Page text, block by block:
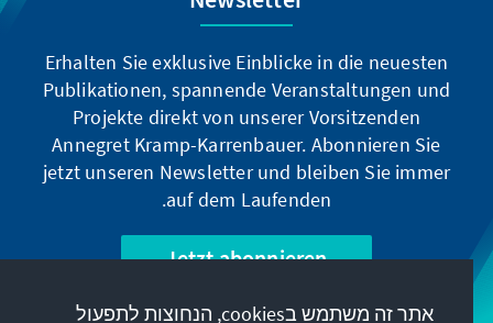
Erhalten Sie exklusive Einblicke in die neuesten
Publikationen, spannende Veranstaltungen und
Projekte direkt von unserer Vorsitzenden
Annegret Kramp-Karrenbauer. Abonnieren Sie
jetzt unseren Newsletter und bleiben Sie immer
auf dem Laufenden.
Jetzt abonnieren
אתר זה משתמש בcookies, הנחוצות לתפעול